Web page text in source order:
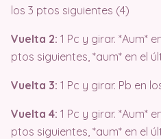
los 3 ptos siguientes (4)
Vuelta 2: 1 Pc y girar. *Aum*
ptos siguientes, *aum* en el
Vuelta 3: 1 Pc y girar. Pb en
Vuelta 4: 1 Pc y girar. *Aum*
ptos siguientes, *aum* en el